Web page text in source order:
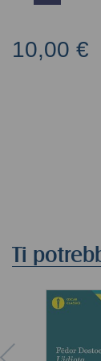
10,00 €
Ti